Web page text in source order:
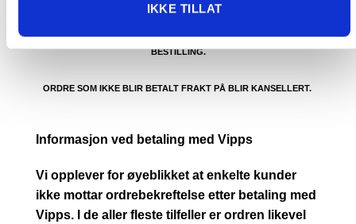
IKKE TILLAT
KUNDE. CA. 1500- 4499 KR. OM DU IKKE TAR KONTAKT MED OSS
BESTILLING.
ORDRE SOM IKKE BLIR BETALT FRAKT PÅ BLIR KANSELLERT.
Informasjon ved betaling med Vipps
Vi opplever for øyeblikket at enkelte kunder
ikke mottar ordrebekreftelse etter betaling med
Vipps. I de aller fleste tilfeller er ordren likevel